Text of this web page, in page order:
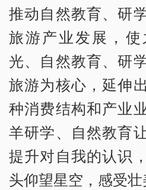
推动自然教育、研
旅游产业发展，
光、自然教育、研
旅游为核心，延伸
种消费结构和产业
羊研学、自然教育
提升对自我的认识
头仰望星空，感受壮